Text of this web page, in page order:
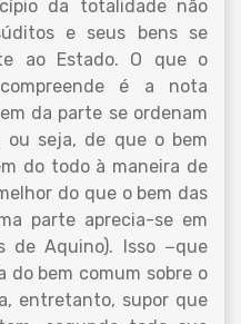
da totalidade não
e seus bens se
ao Estado. O que o
é a nota
da parte se ordenam
seja, de que o bem
do todo à maneira de
do que o bem das
parte aprecia-se em
de Aquino). Isso −que
do bem comum sobre o
entretanto, supor que